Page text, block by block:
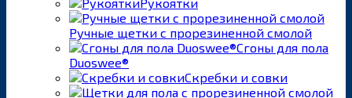
Ручные щетки с прорезиненной смолой
Сгоны для пола
Duoswee®
Скребки и совки